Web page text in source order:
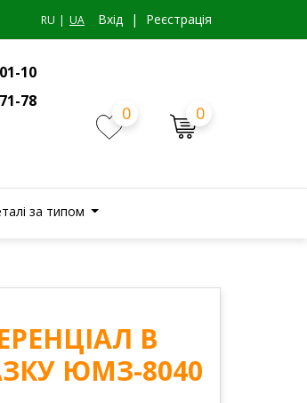
RU UA Вхiд | Реєстрація
10
78
0 0
за типом
В
ЮМЗ-8040